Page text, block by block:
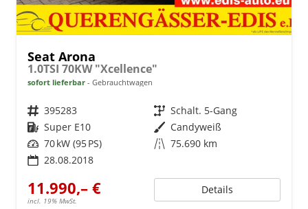
Seat Arona
1.0TSI 70KW "Xcellence"
sofort lieferbar Gebrauchtwagen
Fahrzeugnr. 395283 Getriebe Schalt. 5-Gang
Kraftstoff Super E10 Außenfarbe Candyweiß
Leistung 70 kW (95 PS) Kilometerstand 75.690 km
28.08.2018
11.990,– €
incl. 19% MwSt.
Details